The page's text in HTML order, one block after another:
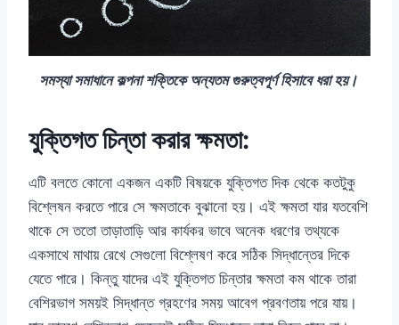
সমস্যা সমাধানে কল্পনা শক্তিকে অন্যতম গুরুত্বপূর্ণ হিসাবে ধরা হয়।
যুক্তিগত চিন্তা করার ক্ষমতা:
এটি বলতে কোনো একজন একটি বিষয়কে যুক্তিগত দিক থেকে কতটুকু
বিশ্লেষন করতে পারে সে ক্ষমতাকে বুঝানো হয়। এই ক্ষমতা যার যতবেশি
থাকে সে ততো তাড়াতাড়ি আর কার্যকর ভাবে অনেক ধরণের তথ্যকে
একসাথে মাথায় রেখে সেগুলো বিশ্লেষণ করে সঠিক সিদ্ধান্তের দিকে
যেতে পারে। কিন্তু যাদের এই যুক্তিগত চিন্তার ক্ষমতা কম থাকে তারা
বেশিরভাগ সময়ই সিদ্ধান্ত গ্রহণের সময় আবেগ প্রবণতায় পরে যায়।